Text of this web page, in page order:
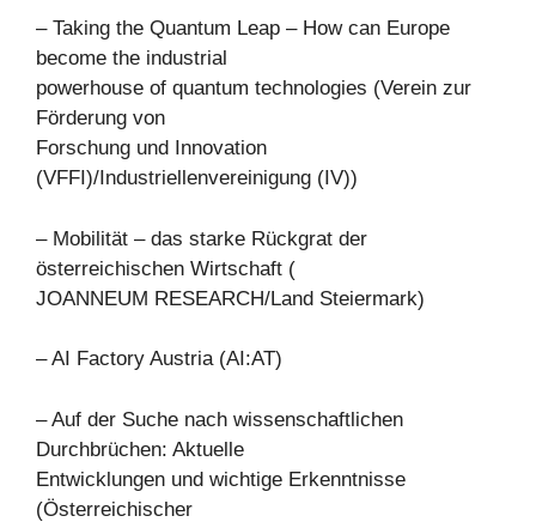
– Taking the Quantum Leap – How can Europe
become the industrial
powerhouse of quantum technologies (Verein zur
Förderung von
Forschung und Innovation
(VFFI)/Industriellenvereinigung (IV))
– Mobilität – das starke Rückgrat der
österreichischen Wirtschaft (
JOANNEUM RESEARCH/Land Steiermark)
– AI Factory Austria (AI:AT)
– Auf der Suche nach wissenschaftlichen
Durchbrüchen: Aktuelle
Entwicklungen und wichtige Erkenntnisse
(Österreichischer